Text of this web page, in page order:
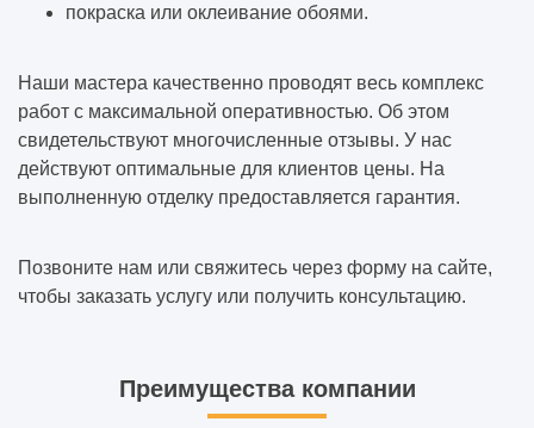
покраска или оклеивание обоями.
Наши мастера качественно проводят весь комплекс
работ с максимальной оперативностью. Об этом
свидетельствуют многочисленные отзывы. У нас
действуют оптимальные для клиентов цены. На
выполненную отделку предоставляется гарантия.
Позвоните нам или свяжитесь через форму на сайте,
чтобы заказать услугу или получить консультацию.
Преимущества компании